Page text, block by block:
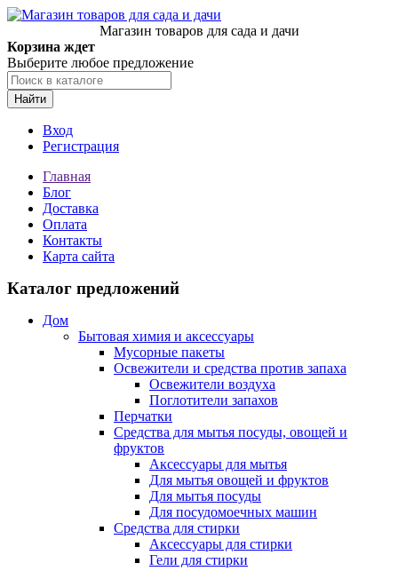
Магазин товаров для сада и дачи
Корзина ждет
Выберите любое предложение
Найти
Вход
Регистрация
Главная
Блог
Доставка
Оплата
Контакты
Карта сайта
Каталог предложений
Дом
Бытовая химия и аксессуары
Мусорные пакеты
Освежители и средства против запаха
Освежители воздуха
Поглотители запахов
Перчатки
Средства для мытья посуды, овощей и
фруктов
Аксессуары для мытья
Для мытья овощей и фруктов
Для мытья посуды
Для посудомоечных машин
Средства для стирки
Аксессуары для стирки
Гели для стирки